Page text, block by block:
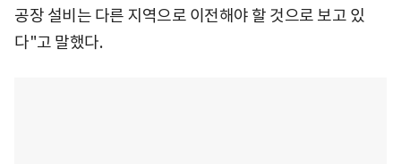
공장 설비는 다른 지역으로 이전해야 할 것으로 보고 있
다"고 말했다.